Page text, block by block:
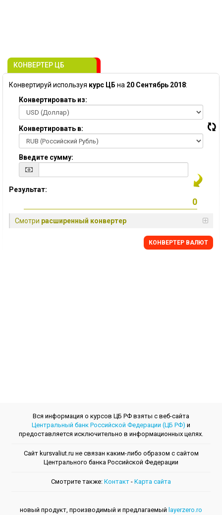
КОНВЕРТЕР ЦБ
Конвертируй используя курс ЦБ на 20 Сентябрь 2018:
Конвертировать из:
Конвертировать в:
Введите сумму:
Результат:
Смотри расширенный конвертер
КОНВЕРТЕР ВАЛЮТ
Вся информация о курсов ЦБ РФ взяты с веб-сайта
Центральный банк Российской Федерации (ЦБ РФ) и
предоставляется исключительно в информационных целях.
Сайт kursvaliut.ru не связан каким-либо образом с сайтом
Центрального банкa Российской Федерации
Смотрите также: Контакт - Kарта сайта
новый продукт, производимый и предлагаемый layerzero.ro